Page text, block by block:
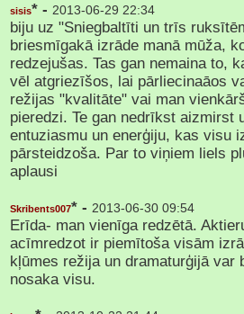
sisis* - 2013-06-29 22:34
biju uz "Sniegbaltīti un trīs
briesmīgakā izrāde manā mūža,
redzejušas. Tas gan nemaina to,
vēl atgriezīšos, lai pārliecinaāos
režijas "kvalitāte" vai man
pieredzi. Te gan nedrīkst aizmirst
entuziasmu un enerģiju, kas visu
pārsteidzoša. Par to viņiem liels
aplausi
Skribents007* - 2013-06-30 09:54
Erīda- man vienīga redzētā.
acīmredzot ir piemītoša visām
kļūmes režija un dramaturģijā var
nosaka visu.